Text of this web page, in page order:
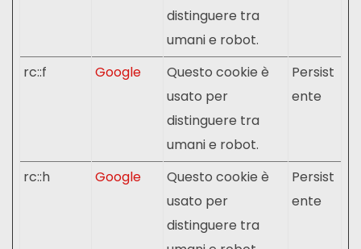
distinguere tra
umani e robot.
rc::f Google
Questo cookie è
usato per
distinguere tra
umani e robot.
Persist
ente
rc::h Google
Questo cookie è
usato per
distinguere tra
Persist
ente